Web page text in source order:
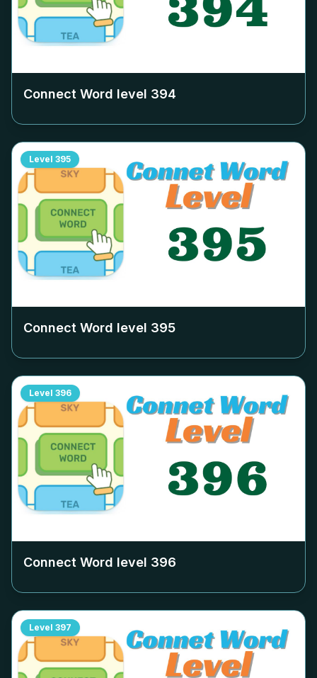
Connect Word level 394
Level 395
Connect Word level 395
Level 396
Connect Word level 396
Level 397